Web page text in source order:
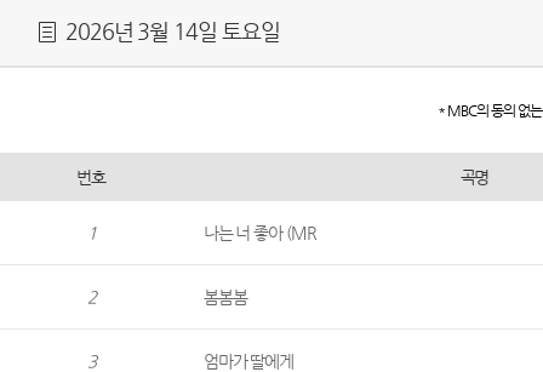
2026년 3월 14일 토요일
* MBC의 동의 없
번호 곡명
1 나는 너 좋아 (MR
2 봄봄봄
3 엄마가 딸에게